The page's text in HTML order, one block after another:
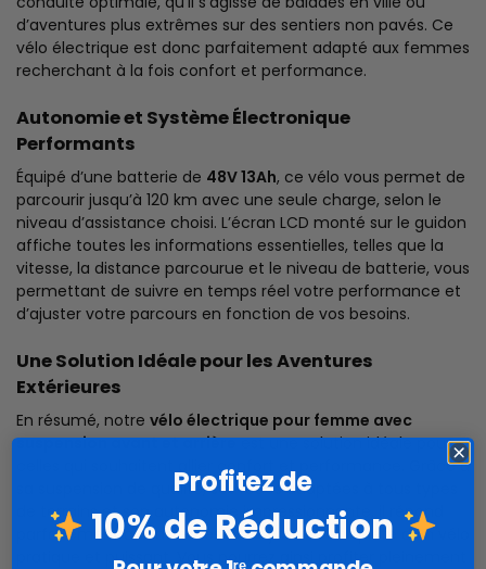
d’aventures plus extrêmes sur des sentiers non pavés. Ce
vélo électrique est donc parfaitement adapté aux femmes
recherchant à la fois confort et performance.
Autonomie et Système Électronique
Performants
Équipé d’une batterie de 48V 13Ah, ce vélo vous permet de
parcourir jusqu’à 120 km avec une seule charge, selon le
niveau d’assistance choisi. L’écran LCD monté sur le guidon
affiche toutes les informations essentielles, telles que la
vitesse, la distance parcourue et le niveau de batterie, vous
permettant de suivre en temps réel votre performance et
d’ajuster votre parcours en fonction de vos besoins.
Une Solution Idéale pour les Aventures
Extérieures
En résumé, notre vélo électrique pour femme avec
suspension avant et arrièreest une solution idéale pour
celles qui souhaitent allier confort et performance. Grâce à
sa suspension de qualité, ses roues adaptées à tous types
de terrains et son autonomie impressionnante, il répond
parfaitement aux attentes des cyclistes en quête d’un vélo
pratique et puissant. Vous pourrez ainsi profiter pleinement
Profitez de
10% de Réduction